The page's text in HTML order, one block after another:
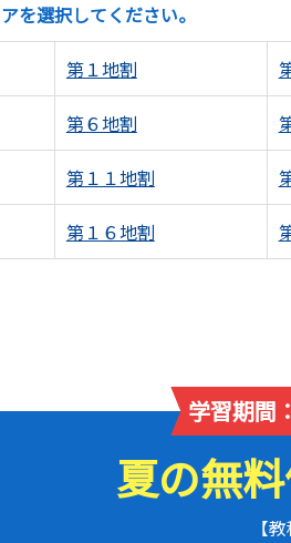
を選択してください。
第１地割
第６地割
第１１地割
第１６地割
学習期間
夏の無
【